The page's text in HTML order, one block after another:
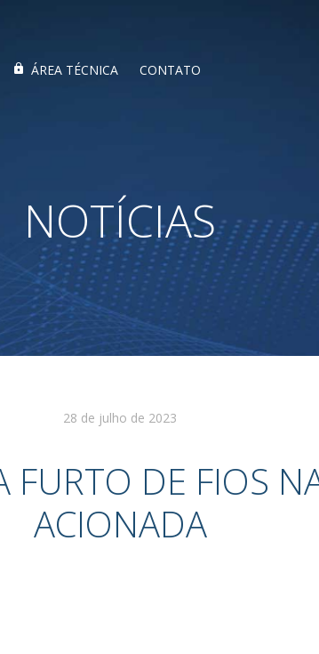
ÁREA TÉCNICA CONTATO
NOTÍCIAS
28 de julho de 2023
FURTO DE FIOS
ACIONADA